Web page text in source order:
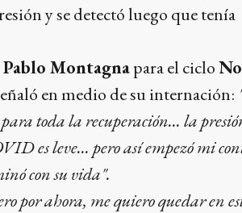
y se detectó luego que tenía
Pablo Montagnapara el ciclo
en medio de su internación:
toda la recuperación... la
es leve... pero así empezó mi
con su vida".
por ahora, me quiero quedar en